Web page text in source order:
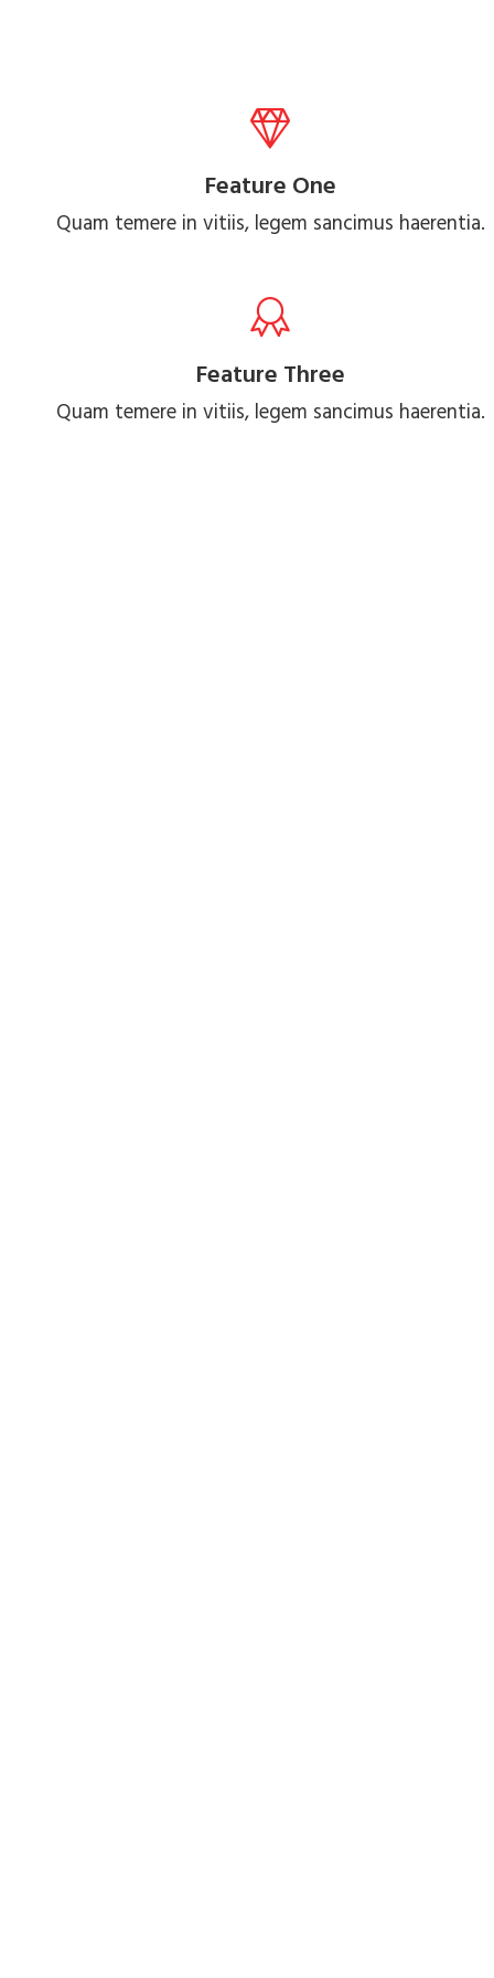
Feature One
Quam temere in vitiis, legem sancimus haerentia.
Feature Three
Quam temere in vitiis, legem sancimus haerentia.